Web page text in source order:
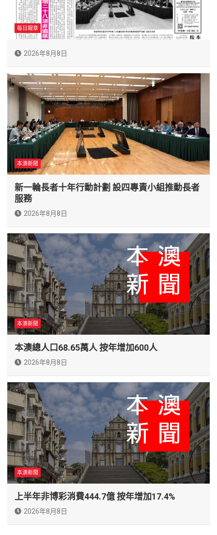
每日報章
2026年8月8日
本澳新聞
新一輪長者十年行動計劃 設四專責小組推動長者
服務
2026年8月8日
本澳新聞
本澳總人口68.65萬人 按年增加600人
2026年8月8日
本澳新聞
上半年非博彩消費444.7億 按年增加17.4%
2026年8月8日